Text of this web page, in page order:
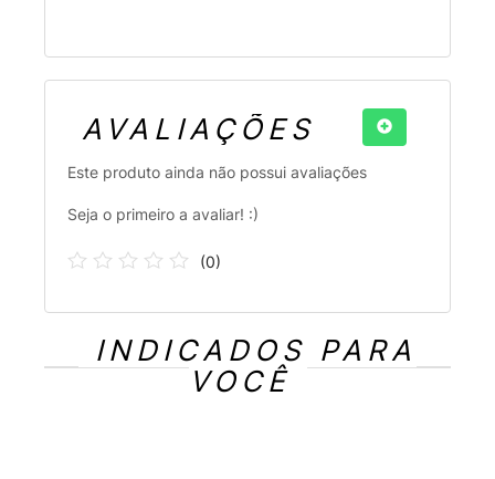
AVALIAÇÕES
Este produto ainda não possui avaliações
Seja o primeiro a avaliar! :)
(0)
INDICADOS PARA
VOCÊ